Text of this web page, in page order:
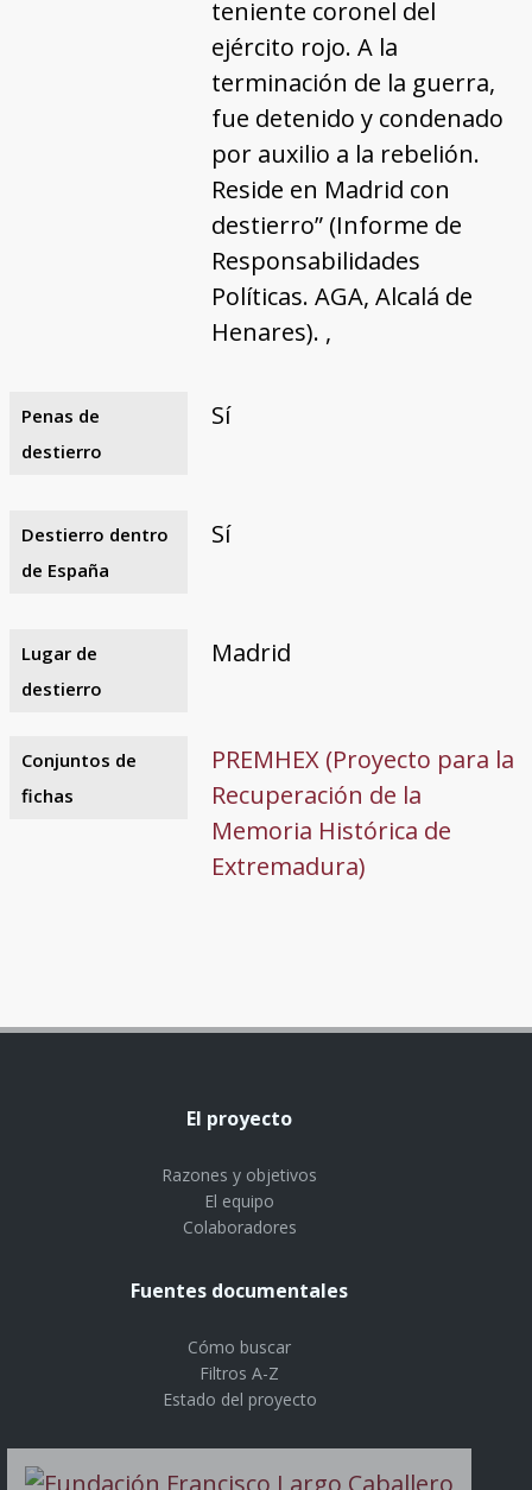
teniente coronel del
ejército rojo. A la
terminación de la guerra,
fue detenido y condenado
por auxilio a la rebelión.
Reside en Madrid con
destierro” (Informe de
Responsabilidades
Políticas. AGA, Alcalá de
Henares). ,
Penas de
destierro
Sí
Destierro dentro
de España
Sí
Lugar de
destierro
Madrid
Conjuntos de
fichas
PREMHEX (Proyecto para la
Recuperación de la
Memoria Histórica de
Extremadura)
El proyecto
Razones y objetivos
El equipo
Colaboradores
Fuentes documentales
Cómo buscar
Filtros A-Z
Estado del proyecto